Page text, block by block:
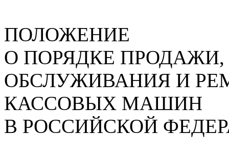
ПОЛОЖЕНИЕ
О ПОРЯДКЕ
ОБСЛУЖИВАНИЯ И
КАССОВЫХ МАШИН
В РОССИЙСКОЙ